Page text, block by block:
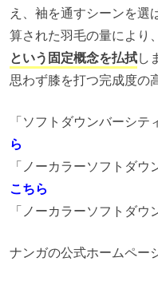
え、袖を通すシーンを選
算された羽毛の量により、
という固定概念を払拭し
思わず膝を打つ完成度の
「ソフトダウンバーシ
ら
「ノーカラーソフトダ
こちら
「ノーカラーソフトダ
ナンガの公式ホームペー